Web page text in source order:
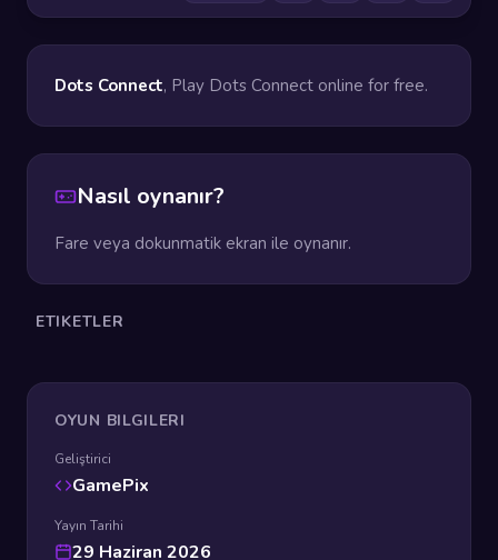
Dots Connect, Play Dots Connect online for free.
Nasıl oynanır?
Fare veya dokunmatik ekran ile oynanır.
ETIKETLER
OYUN BILGILERI
Geliştirici
GamePix
Yayın Tarihi
29 Haziran 2026